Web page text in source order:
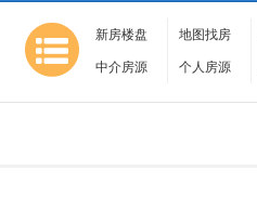
新房楼盘 地图找房
中介房源 个人房源